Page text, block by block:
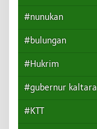
#nunukan
#bulungan
#Hukrim
#gubernur kaltara
#KTT